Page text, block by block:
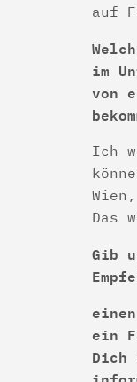
auf
im
von
Ich
Das
Gib
ein
Dich